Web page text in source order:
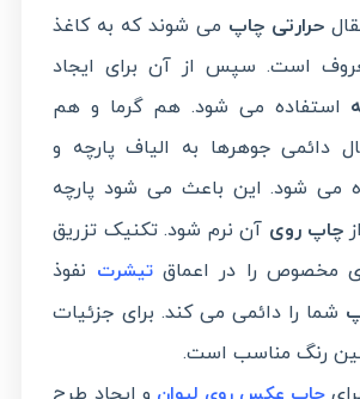
حرارتی چاپ می شوند که به کاغذ
است. سپس از آن برای ایجاد
استفاده می شود. هم گرما و هم
دائمی جوهرها به الیاف پارچه و
می شود. این باعث می شود پارچه
چاپ روی آن نرم شود. تکنیک تزریق
مخصوص را در اعماقتیشرت نفوذ
شما را دائمی می کند. برای جزئیات
رنگ مناسب است.